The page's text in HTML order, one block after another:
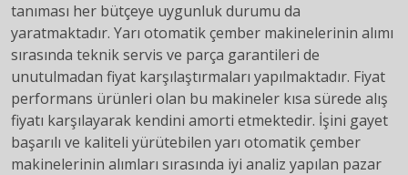
tanıması her bütçeye uygunluk durumu da
yaratmaktadır. Yarı otomatik çember makinelerinin alımı
sırasında teknik servis ve parça garantileri de
unutulmadan fiyat karşılaştırmaları yapılmaktadır. Fiyat
performans ürünleri olan bu makineler kısa sürede alış
fiyatı karşılayarak kendini amorti etmektedir. İşini gayet
başarılı ve kaliteli yürütebilen yarı otomatik çember
makinelerinin alımları sırasında iyi analiz yapılan pazar